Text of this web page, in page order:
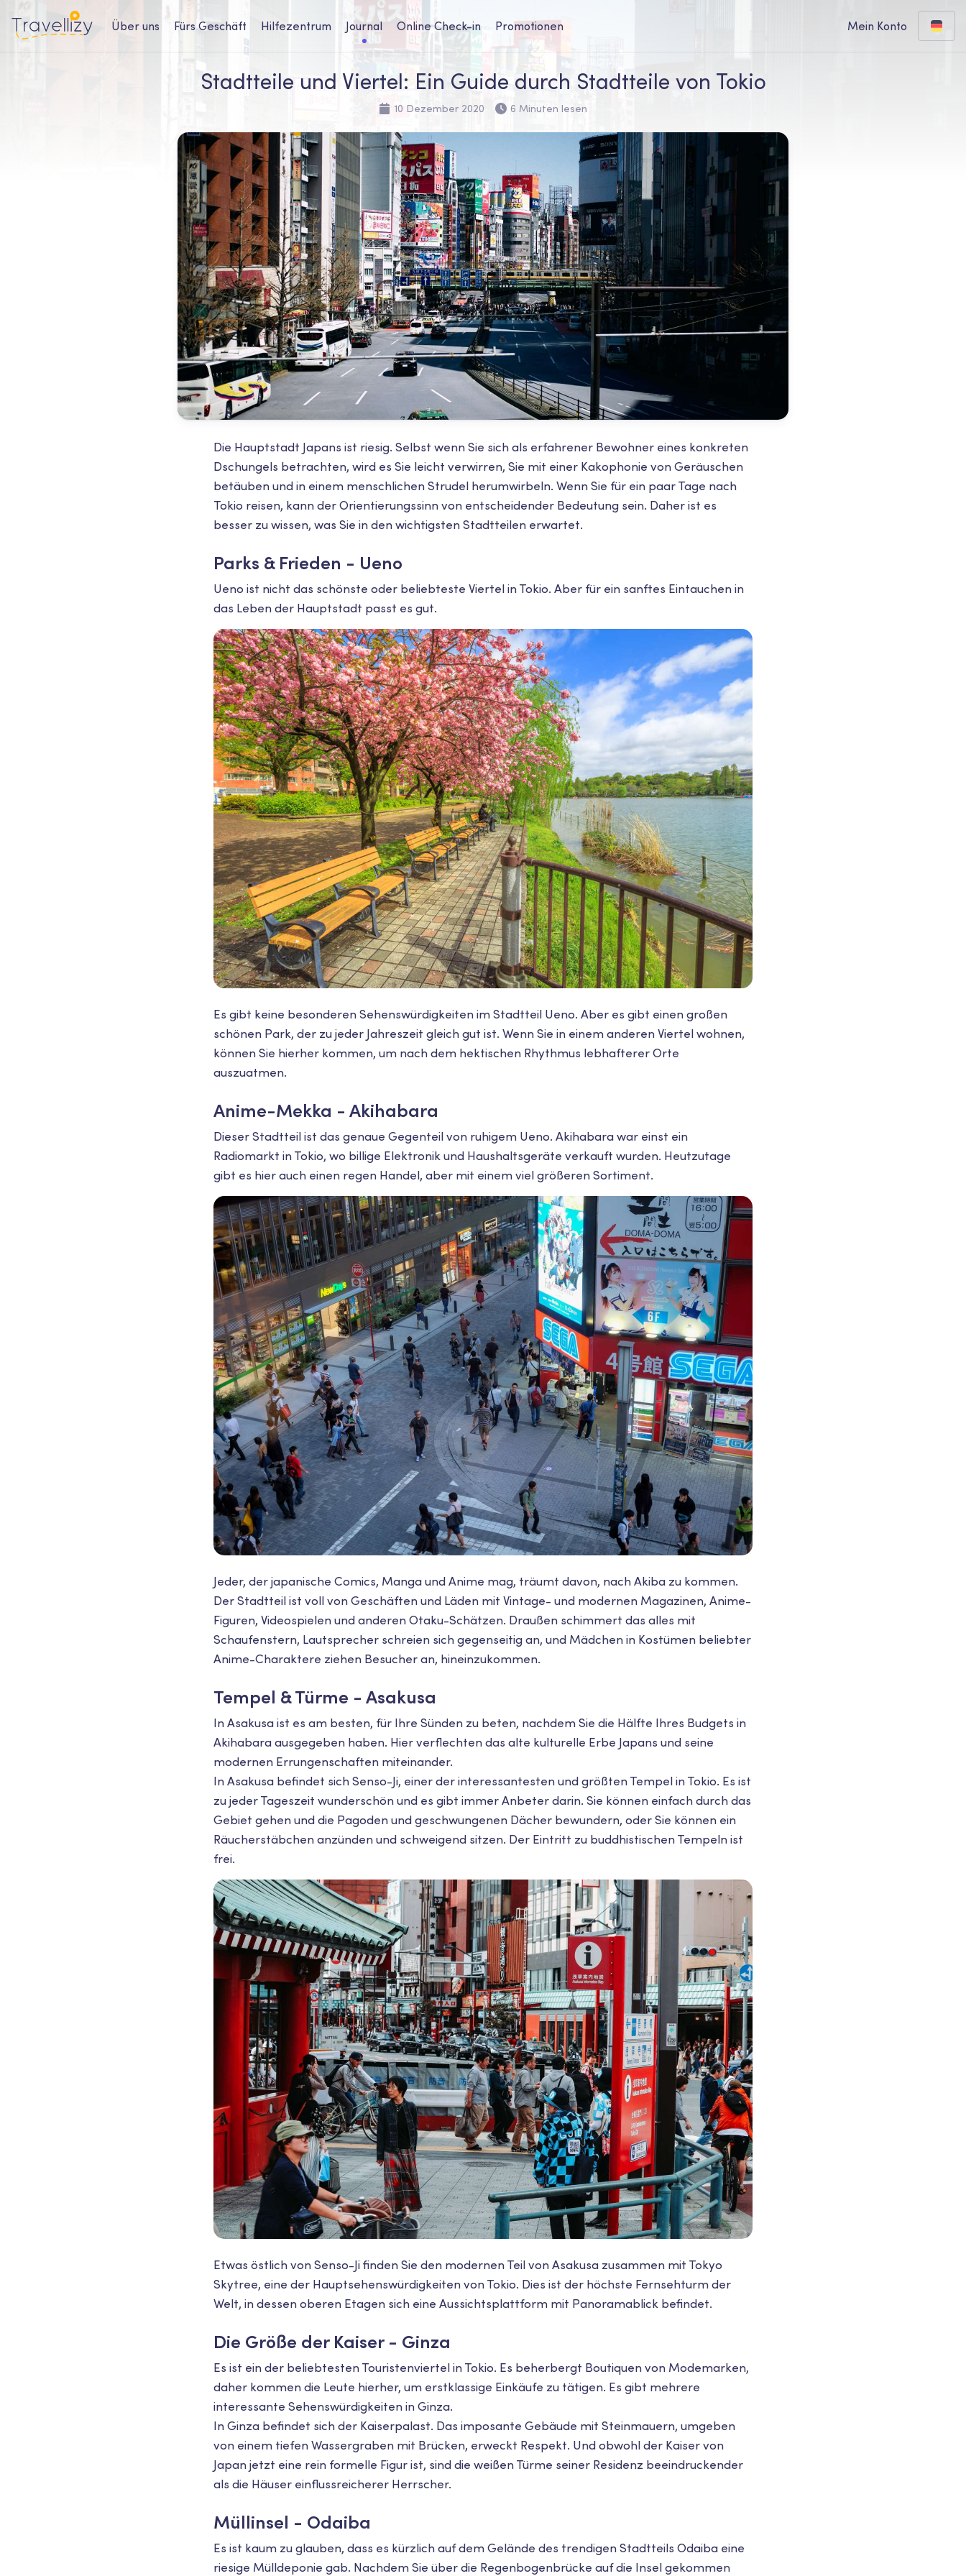
Über uns Fürs Geschäft Hilfezentrum Journal Online Check-in Promotionen Mein Konto
Stadtteile und Viertel: Ein Guide durch Stadtteile von Tokio
10 Dezember 2020 6 Minuten lesen
Die Hauptstadt Japans ist riesig. Selbst wenn Sie sich als erfahrener Bewohner eines konkreten
Dschungels betrachten, wird es Sie leicht verwirren, Sie mit einer Kakophonie von Geräuschen
betäuben und in einem menschlichen Strudel herumwirbeln. Wenn Sie für ein paar Tage nach
Tokio reisen, kann der Orientierungssinn von entscheidender Bedeutung sein. Daher ist es
besser zu wissen, was Sie in den wichtigsten Stadtteilen erwartet.
Parks & Frieden - Ueno
Ueno ist nicht das schönste oder beliebteste Viertel in Tokio. Aber für ein sanftes Eintauchen in
das Leben der Hauptstadt passt es gut.
Es gibt keine besonderen Sehenswürdigkeiten im Stadtteil Ueno. Aber es gibt einen großen
schönen Park, der zu jeder Jahreszeit gleich gut ist. Wenn Sie in einem anderen Viertel wohnen,
können Sie hierher kommen, um nach dem hektischen Rhythmus lebhafterer Orte
auszuatmen.
Anime-Mekka - Akihabara
Dieser Stadtteil ist das genaue Gegenteil von ruhigem Ueno. Akihabara war einst ein
Radiomarkt in Tokio, wo billige Elektronik und Haushaltsgeräte verkauft wurden. Heutzutage
gibt es hier auch einen regen Handel, aber mit einem viel größeren Sortiment.
Jeder, der japanische Comics, Manga und Anime mag, träumt davon, nach Akiba zu kommen.
Der Stadtteil ist voll von Geschäften und Läden mit Vintage- und modernen Magazinen, Anime-
Figuren, Videospielen und anderen Otaku-Schätzen. Draußen schimmert das alles mit
Schaufenstern, Lautsprecher schreien sich gegenseitig an, und Mädchen in Kostümen beliebter
Anime-Charaktere ziehen Besucher an, hineinzukommen.
Tempel & Türme - Asakusa
In Asakusa ist es am besten, für Ihre Sünden zu beten, nachdem Sie die Hälfte Ihres Budgets in
Akihabara ausgegeben haben. Hier verflechten das alte kulturelle Erbe Japans und seine
modernen Errungenschaften miteinander.
In Asakusa befindet sich Senso-Ji, einer der interessantesten und größten Tempel in Tokio. Es ist
zu jeder Tageszeit wunderschön und es gibt immer Anbeter darin. Sie können einfach durch das
Gebiet gehen und die Pagoden und geschwungenen Dächer bewundern, oder Sie können ein
Räucherstäbchen anzünden und schweigend sitzen. Der Eintritt zu buddhistischen Tempeln ist
frei.
Etwas östlich von Senso-Ji finden Sie den modernen Teil von Asakusa zusammen mit Tokyo
Skytree, eine der Hauptsehenswürdigkeiten von Tokio. Dies ist der höchste Fernsehturm der
Welt, in dessen oberen Etagen sich eine Aussichtsplattform mit Panoramablick befindet.
Die Größe der Kaiser - Ginza
Es ist ein der beliebtesten Touristenviertel in Tokio. Es beherbergt Boutiquen von Modemarken,
daher kommen die Leute hierher, um erstklassige Einkäufe zu tätigen. Es gibt mehrere
interessante Sehenswürdigkeiten in Ginza.
In Ginza befindet sich der Kaiserpalast. Das imposante Gebäude mit Steinmauern, umgeben
von einem tiefen Wassergraben mit Brücken, erweckt Respekt. Und obwohl der Kaiser von
Japan jetzt eine rein formelle Figur ist, sind die weißen Türme seiner Residenz beeindruckender
als die Häuser einflussreicherer Herrscher.
Müllinsel - Odaiba
Es ist kaum zu glauben, dass es kürzlich auf dem Gelände des trendigen Stadtteils Odaiba eine
riesige Mülldeponie gab. Nachdem Sie über die Regenbogenbrücke auf die Insel gekommen